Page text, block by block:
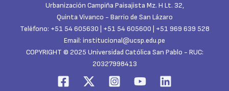
Urbanización Campiña Paisajista Mz. H Lt. 32,
Quinta Vivanco - Barrio de San Lázaro
Teléfono: +51 54 605630 | +51 54 605600 | +51 969 639 528
Email: institucional@ucsp.edu.pe
COPYRIGHT © 2025 Universidad Católica San Pablo - RUC:
20327998413